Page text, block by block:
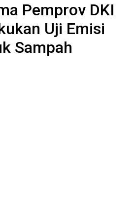
Pemprov DKI
Uji Emisi
Sampah